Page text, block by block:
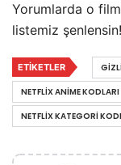
Yorumlarda o
listemiz şenlensin!
ETIKETLER
NETFLIX ANIME KODLARI
NETFLIX KATEGORI